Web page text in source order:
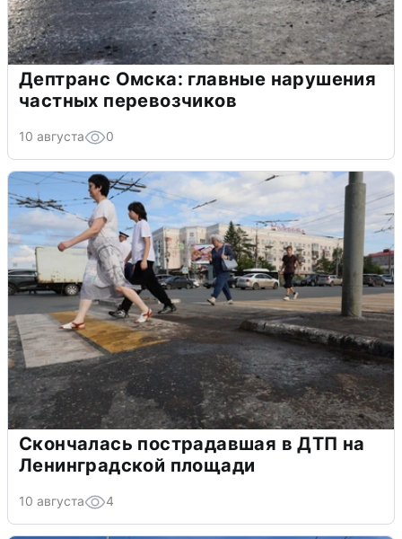
Дептранс Омска: главные нарушения
частных перевозчиков
10 августа 0
Скончалась пострадавшая в ДТП на
Ленинградской площади
10 августа 4